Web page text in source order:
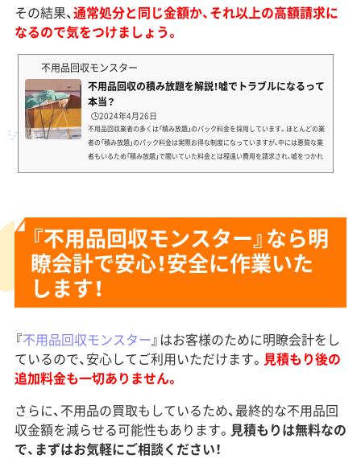
その結果、通常処分と同じ金額か、それ以上の高額請求に
なるので気をつけましょう。
不用品回収モンスター
不用品回収の積み放題を解説！嘘でトラブルになるって
本当？
🕒️2024年4月26日
不用品回収業者の多くは「積み放題」のパック料金を採用しています。ほとんどの業
者の「積み放題」のパック料金は実際お得な制度になっていますが、中には悪質な業
者もいるため「積み放題」で聞いていた料金とは程遠い費用を請求され、嘘をつかれ
『不用品回収モンスター』なら明
瞭会計で安心！安全に作業いた
します！
『不用品回収モンスター』はお客様のために明瞭会計をし
ているので、安心してご利用いただけます。 見積もり後の
追加料金も一切ありません。
さらに、不用品の買取もしているため、最終的な不用品回
収金額を減らせる可能性もあります。 見積もりは無料なの
で、まずはお気軽にご相談ください！